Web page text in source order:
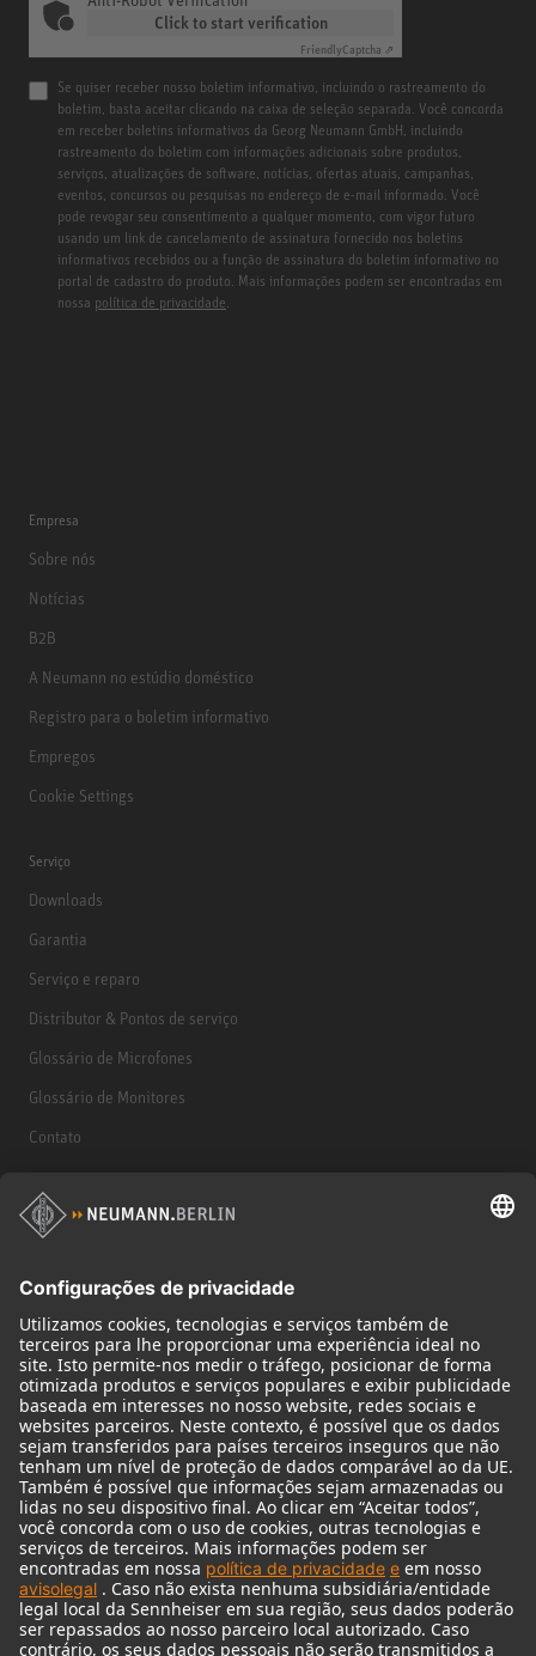
Click to start verification
FriendlyCaptcha ⇗
Se quiser receber nosso boletim informativo, incluindo o rastreamento do
boletim, basta aceitar clicando na caixa de seleção separada. Você concorda
em receber boletins informativos da Georg Neumann GmbH, incluindo
rastreamento do boletim com informações adicionais sobre produtos,
serviços, atualizações de software, notícias, ofertas atuais, campanhas,
eventos, concursos ou pesquisas no endereço de e-mail informado. Você
pode revogar seu consentimento a qualquer momento, com vigor futuro
usando um link de cancelamento de assinatura fornecido nos boletins
informativos recebidos ou a função de assinatura do boletim informativo no
portal de cadastro do produto. Mais informações podem ser encontradas em
nossa política de privacidade.
Empresa
Sobre nós
Notícias
B2B
A Neumann no estúdio doméstico
Registro para o boletim informativo
Empregos
Cookie Settings
Serviço
Downloads
Garantia
Serviço e reparo
Distributor & Pontos de serviço
Glossário de Microfones
Glossário de Monitores
Contato
Produtos
Microfones
Acessórios de microfone
Monitores
Acessórios de monitores
Fones de ouvido
Microfones históricos
Audio Interface